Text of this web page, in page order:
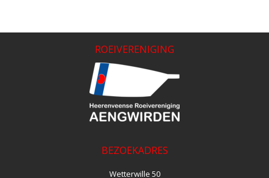
ROEIVERENIGING
BEZOEKADRES
Wetterwille 50